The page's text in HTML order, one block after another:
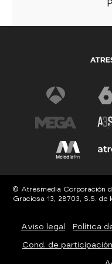
© Atresmedia Corporación
Graciosa 13, 28703, S.S.
Aviso legal Política
Cond. de participación